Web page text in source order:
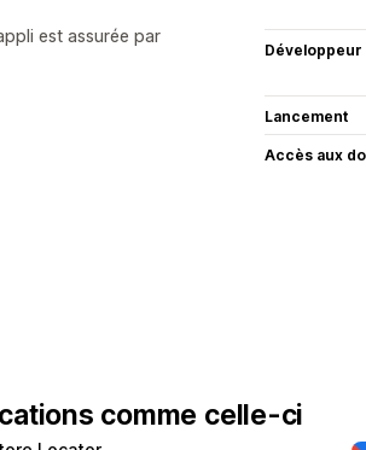
est assurée par
Développeur
Lancement
Accès aux
comme celle-ci